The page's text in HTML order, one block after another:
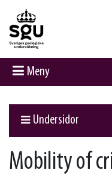
Meny
Undersidor
Mobility of